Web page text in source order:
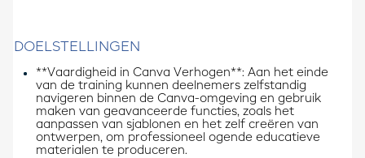
DOELSTELLINGEN
**Vaardigheid in Canva Verhogen**: Aan het einde
van de training kunnen deelnemers zelfstandig
navigeren binnen de Canva-omgeving en gebruik
maken van geavanceerde functies, zoals het
aanpassen van sjablonen en het zelf creëren van
ontwerpen, om professioneel ogende educatieve
materialen te produceren.